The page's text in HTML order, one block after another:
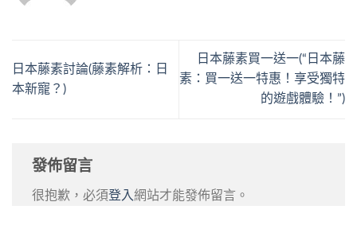
日本藤素討論(藤素解析：日
本新寵？)
日本藤素買一送一(“日本藤
素：買一送一特惠！享受獨特
的遊戲體驗！”)
發佈留言
很抱歉，必須登入網站才能發佈留言。